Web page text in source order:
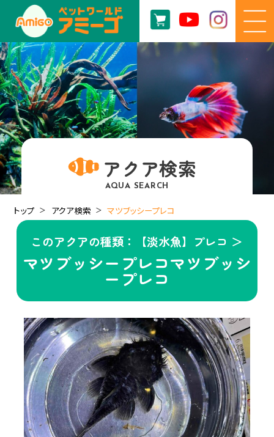
アクア検索
AQUA SEARCH
トップ アクア検索 マツブッシープレコ
このアクアの種類：【淡水魚】プレコ ＞
マツブッシープレコマツブッシ
ープレコ